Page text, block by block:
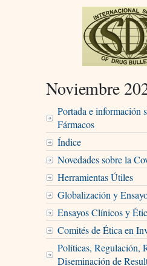
Noviembre
Portada e información
Fármacos
Índice
Novedades sobre la
Herramientas Útiles
Globalización y
Ensayos Clínicos y
Comités de Ética en
Políticas, Regulación,
Diseminación de